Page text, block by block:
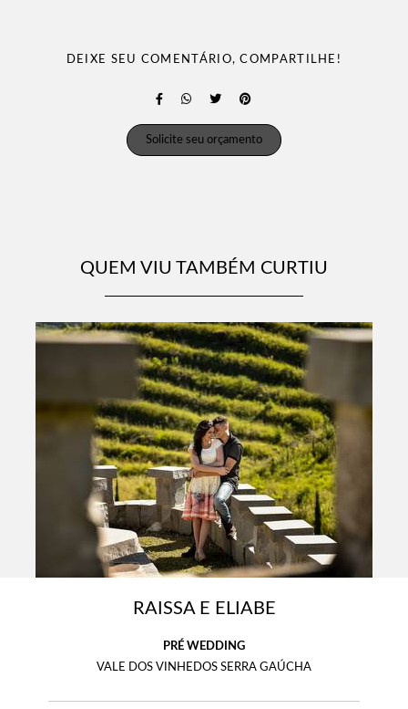
DEIXE SEU COMENTÁRIO, COMPARTILHE!
Solicite seu orçamento
QUEM VIU TAMBÉM CURTIU
RAISSA E ELIABE
PRÉ WEDDING
VALE DOS VINHEDOS SERRA GAÚCHA